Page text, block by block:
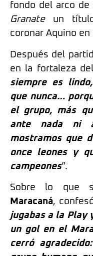
fondo del arco de
Granateun título
coronar Aquino
Después del
en la fortaleza
siempre es
que nunca…
el grupo, más
ante nada ni
mostramos que
once leones y
campeones”.
Sobre lo que
Maracaná,
jugabas a la Play
un gol en el
cerró